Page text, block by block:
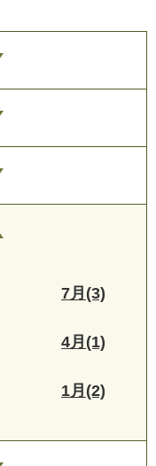
7月(3)
4月(1)
1月(2)